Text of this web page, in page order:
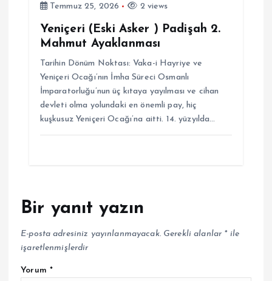
Temmuz 25, 2026
2 views
Yeniçeri (Eski Asker ) Padişah 2.
Mahmut Ayaklanması
Tarihin Dönüm Noktası: Vaka-i Hayriye ve
Yeniçeri Ocağı’nın İmha Süreci Osmanlı
İmparatorluğu’nun üç kıtaya yayılması ve cihan
devleti olma yolundaki en önemli pay, hiç
kuşkusuz Yeniçeri Ocağı’na aitti. 14. yüzyılda…
Bir yanıt yazın
E-posta adresiniz yayınlanmayacak. Gerekli alanlar *ile
işaretlenmişlerdir
Yorum *